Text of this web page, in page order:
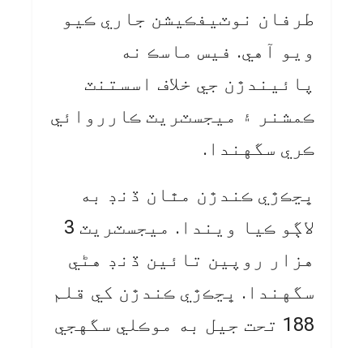
طرفان نوٽيفڪيشن جاري ڪيو
ويو آهي. فيس ماسڪ نه
پائيندڙن جي خلاف اسستنٽ
ڪمشنر ۽ ميجسٽريٽ ڪارروائي
ڪري سگهندا.
ڀڃڪڙي ڪندڙن مٿان ڏنڊ به
لاڳو ڪيا ويندا. ميجسٽريٽ 3
هزار روپين تائين ڏنڊ هڻي
سگهندا. ڀڃڪڙي ڪندڙن کي قلم
188 تحت جيل به موڪلي سگهجي